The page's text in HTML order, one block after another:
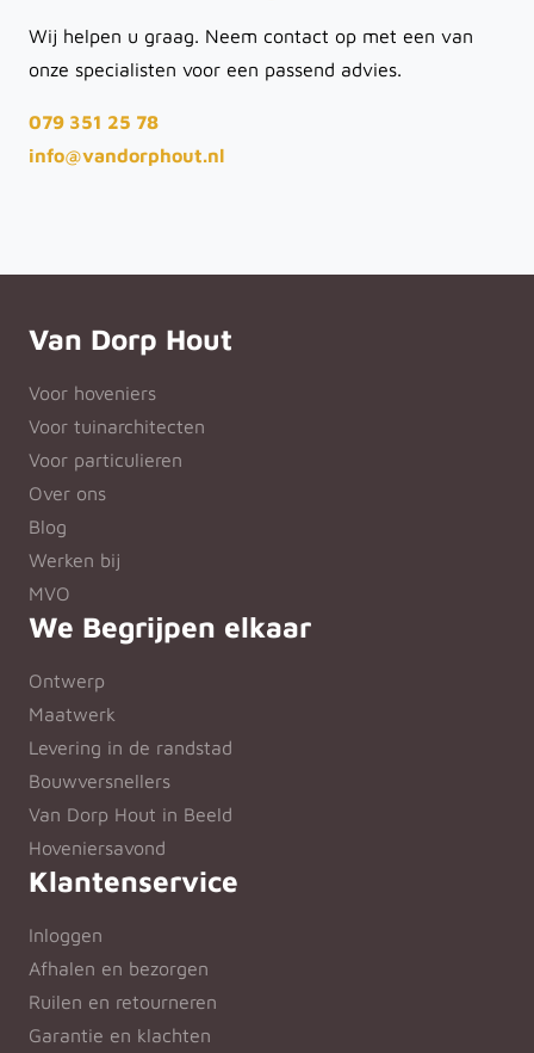
Wij helpen u graag. Neem contact op met een van
onze specialisten voor een passend advies.
079 351 25 78
info@vandorphout.nl
Van Dorp Hout
Voor hoveniers
Voor tuinarchitecten
Voor particulieren
Over ons
Blog
Werken bij
MVO
We Begrijpen elkaar
Ontwerp
Maatwerk
Levering in de randstad
Bouwversnellers
Van Dorp Hout in Beeld
Hoveniersavond
Klantenservice
Inloggen
Afhalen en bezorgen
Ruilen en retourneren
Garantie en klachten